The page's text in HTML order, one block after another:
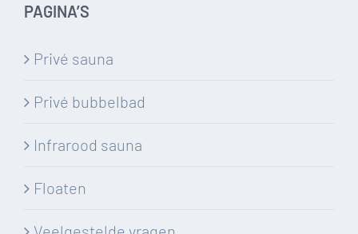
PAGINA’S
Privé sauna
Privé bubbelbad
Infrarood sauna
Floaten